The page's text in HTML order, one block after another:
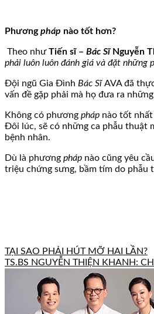
Phươngpháp nào tốt hơn?
Theo nhưTiến sĩ – Bác Sĩ Nguyễn
phải luôn luôn đánh giá và đặt những
Đội ngũ Gia Đình Bác SĩAVA đã
vấn đề gặp phải mà họ đưa ra
Không có phương pháp nào tốt
Đôi lúc, sẽ có những ca phẫu thuật
bệnh nhân.
Dù là phương pháp nào cũng yêu
triệu chứng sưng, bầm tím do phẫu
TẠI SAO PHẢI HÚT MỠ HAI LẦN?
TS.BS NGUYỄN THIỆN KHANH: